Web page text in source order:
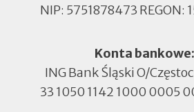
NIP: 5751878473 REGON:
Konta bankowe:
ING Bank Śląski O/
33 1050 1142 1000 0005